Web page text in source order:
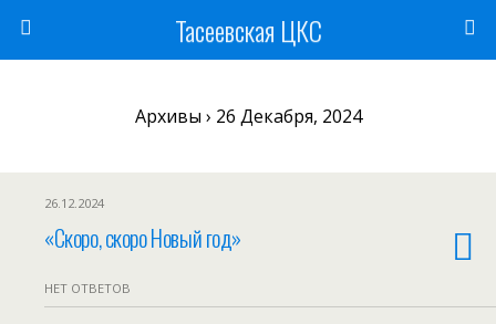
Тасеевская ЦКС
Архивы › 26 Декабря, 2024
26.12.2024
«Скоро, скоро Новый год»
НЕТ ОТВЕТОВ